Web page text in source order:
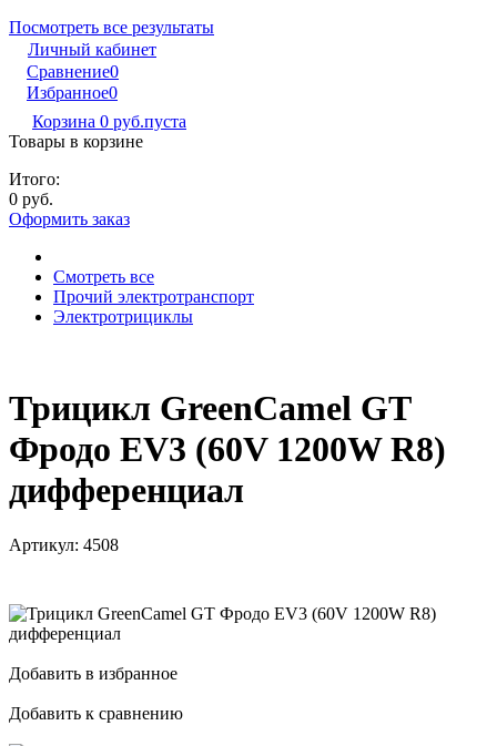
Посмотреть все результаты
Личный кабинет
Сравнение0
Избранное0
Корзина 0 руб.пуста
Товары в корзине
Итого:
0 руб.
Оформить заказ
Смотреть все
Прочий электротранспорт
Электротрициклы
Трицикл GreenCamel GT
Фродо EV3 (60V 1200W R8)
дифференциал
Артикул: 4508
Добавить в избранное
Добавить к сравнению